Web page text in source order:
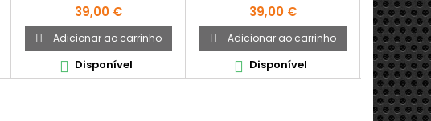
Preço
39,00 €
 Adicionar ao carrinho
 Disponível
Preço
39,00 €
 Adicionar ao carrinho
 Disponível

